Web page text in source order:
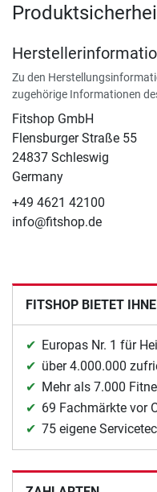
Zu den
zugehörige Informationen
Fitshop GmbH
Flensburger Straße 55
24837 Schleswig
Germany
+49 4621 42100
info@fitshop.de
FITSHOP BIETET
Europas Nr. 1 für
über 4.000.000
Mehr als 7.000
69 Fachmärkte vor
75 eigene